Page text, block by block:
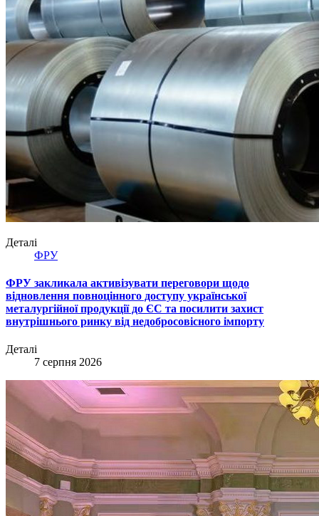
Деталі
ФРУ
ФРУ закликала активізувати переговори щодо
відновлення повноцінного доступу української
металургійної продукції до ЄС та посилити захист
внутрішнього ринку від недобросовісного імпорту
Деталі
7 серпня 2026